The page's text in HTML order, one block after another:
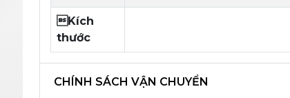
Kích
thước
CHÍNH SÁCH VẬN CHUYỂN